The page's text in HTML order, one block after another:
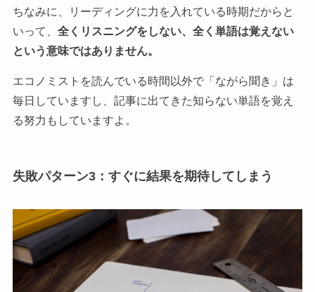
ちなみに、リーディングに力を入れている時期だからと
いって、 全くリスニングをしない、全く単語は覚えない
という意味ではありません。
エコノミストを読んでいる時間以外で「ながら聞き」は
毎日していますし、記事に出てきた知らない単語を覚え
る努力もしていますよ。
失敗パターン3：すぐに結果を期待してしまう